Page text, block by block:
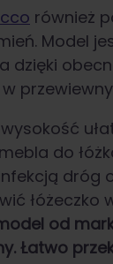
również
Model
dzięki
do
dróg
łóżeczko
od
Łatwo